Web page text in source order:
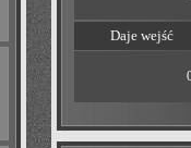
Daje wejść